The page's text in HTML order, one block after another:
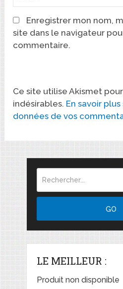
Enregistrer mon nom,
site dans le navigateur
commentaire.
Ce site utilise Akismet
indésirables. En savoir
données de vos
LE MEILLEUR :
Produit non disponible